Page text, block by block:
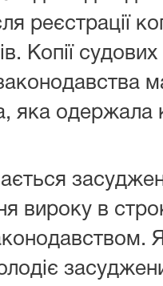
реєстрації
Копії
яка одержала
вироку в